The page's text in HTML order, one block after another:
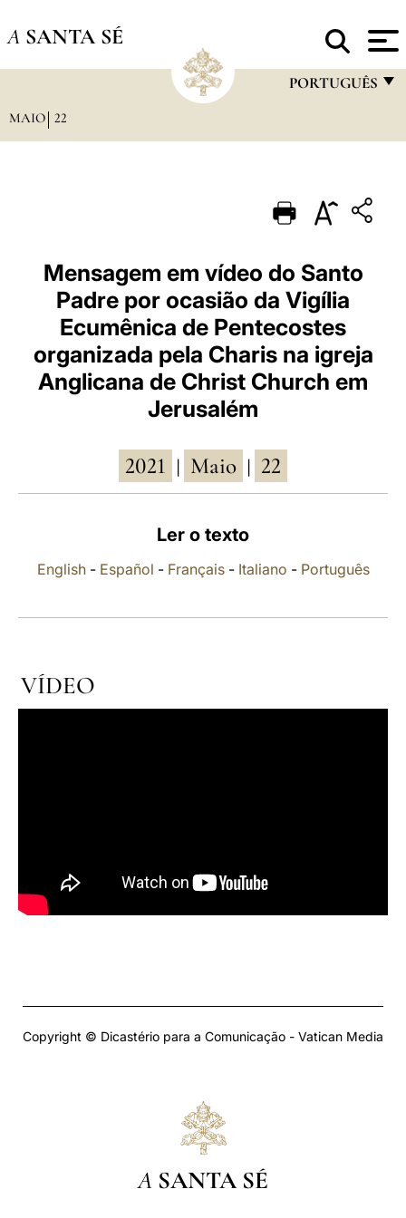
A SANTA SÉ
PORTUGUÊS
PORTUGUÊS
ESPAÑOL
DEUTSCH
POLSKI
العربيّة
MAIO 22
Mensagem em vídeo do Santo
Padre por ocasião da Vigília
Ecumênica de Pentecostes
organizada pela Charis na igreja
Anglicana de Christ Church em
Jerusalém
2021 Maio 22
Ler o texto
English- Español - Français- Italiano - Português
VÍDEO
Copyright © Dicastério para a Comunicação - Vatican Media
A SANTA SÉ